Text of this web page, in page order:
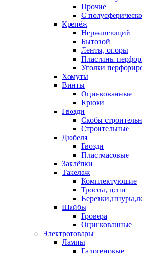
Прочие
С
Крепёж
Нержавеющий
Бытовой
Ленты, опоры
Пластины
Уголки
Хомуты
Винты
Оцинкованные
Крюки
Гвозди
Скобы
Строительные
Дюбеля
Гвозди
Пластмасовые
Заклёпки
Такелаж
Комплектующие
Троссы, цепи
Шайбы
Гровера
Оцинкованные
Электротовары
Лампы
Галогеновые